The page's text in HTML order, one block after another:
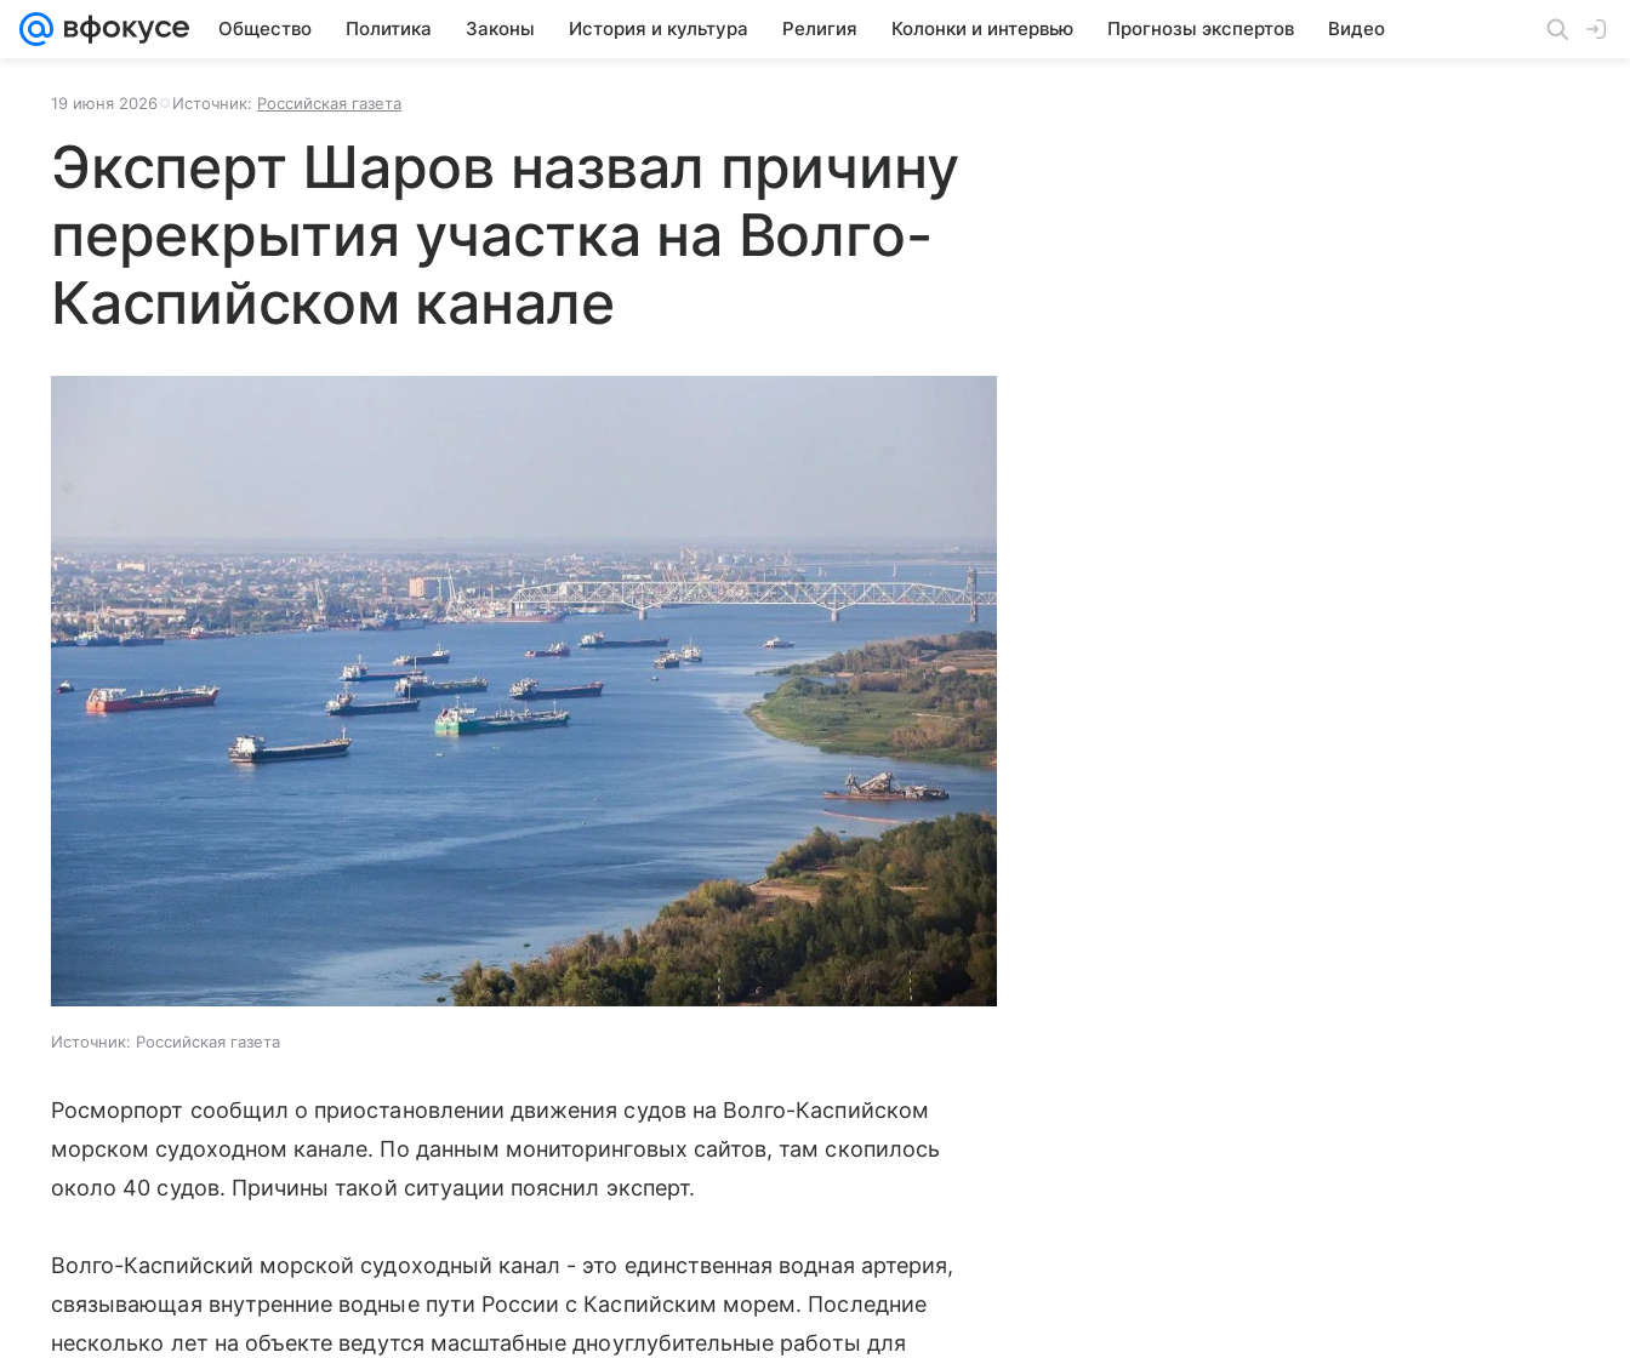
Общество Политика Законы История и культура Религия Колонки и интервью Прогнозы экспертов Видео
19 июня 2026 Источник: Российская газета
Эксперт Шаров назвал причину
перекрытия участка на Волго-
Каспийском канале
Источник: Российская газета
Росморпорт сообщил о приостановлении движения судов на Волго-Каспийском
морском судоходном канале. По данным мониторинговых сайтов, там скопилось
около 40 судов. Причины такой ситуации пояснил эксперт.
Волго-Каспийский морской судоходный канал - это единственная водная артерия,
связывающая внутренние водные пути России с Каспийским морем. Последние
несколько лет на объекте ведутся масштабные дноуглубительные работы для